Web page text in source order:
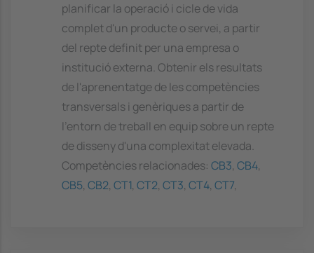
planificar la operació i cicle de vida
complet d'un producte o servei, a partir
del repte definit per una empresa o
institució externa. Obtenir els resultats
de l'aprenentatge de les competències
transversals i genèriques a partir de
l'entorn de treball en equip sobre un repte
de disseny d'una complexitat elevada.
Competències relacionades: CB3, CB4,
CB5, CB2, CT1, CT2, CT3, CT4, CT7,